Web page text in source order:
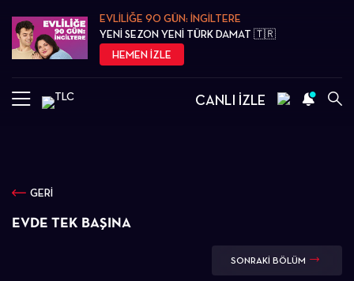
EVLİLİĞE 90 GÜN: İNGİLTERE
YENİ SEZON YENİ TÜRK DAMAT 🇹🇷
HEMEN İZLE
CANLI İZLE
GERİ
EVDE TEK BAŞINA
SONRAKİ BÖLÜM